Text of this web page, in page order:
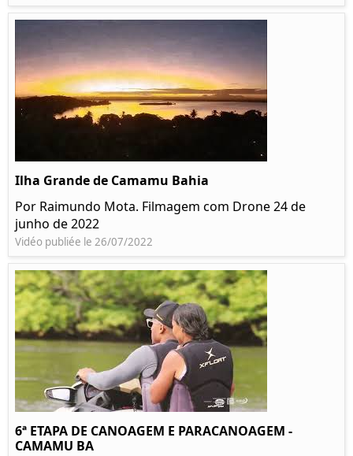
Ilha Grande de Camamu Bahia
Por Raimundo Mota. Filmagem com Drone 24 de
junho de 2022
Vidéo publiée le 26/07/2022
6ª ETAPA DE CANOAGEM E PARACANOAGEM -
CAMAMU BA